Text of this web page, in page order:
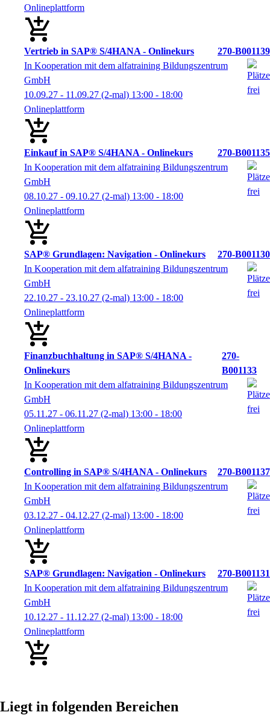
Onlineplattform
Vertrieb in SAP® S/4HANA - Onlinekurs
270-B001139
In Kooperation mit dem alfatraining Bildungszentrum
GmbH
10.09.27 - 11.09.27 (2-mal) 13:00 - 18:00
Onlineplattform
Einkauf in SAP® S/4HANA - Onlinekurs
270-B001135
In Kooperation mit dem alfatraining Bildungszentrum
GmbH
08.10.27 - 09.10.27 (2-mal) 13:00 - 18:00
Onlineplattform
SAP® Grundlagen: Navigation - Onlinekurs
270-B001130
In Kooperation mit dem alfatraining Bildungszentrum
GmbH
22.10.27 - 23.10.27 (2-mal) 13:00 - 18:00
Onlineplattform
Finanzbuchhaltung in SAP® S/4HANA -
Onlinekurs
270-
B001133
In Kooperation mit dem alfatraining Bildungszentrum
GmbH
05.11.27 - 06.11.27 (2-mal) 13:00 - 18:00
Onlineplattform
Controlling in SAP® S/4HANA - Onlinekurs
270-B001137
In Kooperation mit dem alfatraining Bildungszentrum
GmbH
03.12.27 - 04.12.27 (2-mal) 13:00 - 18:00
Onlineplattform
SAP® Grundlagen: Navigation - Onlinekurs
270-B001131
In Kooperation mit dem alfatraining Bildungszentrum
GmbH
10.12.27 - 11.12.27 (2-mal) 13:00 - 18:00
Onlineplattform
Liegt in folgenden Bereichen